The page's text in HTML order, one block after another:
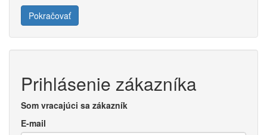
Pokračovať
Prihlásenie zákazníka
Som vracajúci sa zákazník
E-mail